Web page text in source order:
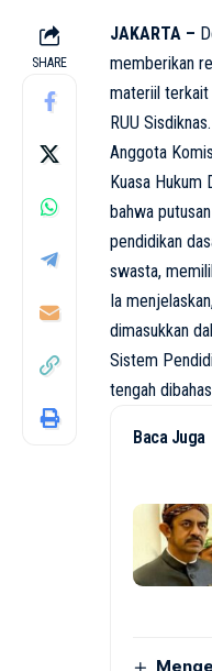
SHARE
JAKARTA –
memberikan
materiil terkait
RUU Sisdiknas.
Anggota
Kuasa Hukum
bahwa
pendidikan
swasta,
Ia
dimasukkan
Sistem
tengah
Baca Juga